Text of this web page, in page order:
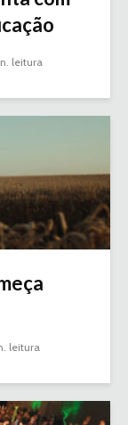
leitura
leitura